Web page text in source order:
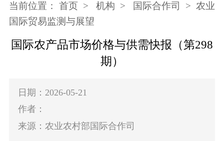
当前位置： 首页 > 机构 > 国际合作司
> 农业
国际贸易监测与展望
国际农产品市场价格与供需快报（第298
期）
日期：2026-05-21
作者：
来源：农业农村部国际合作司